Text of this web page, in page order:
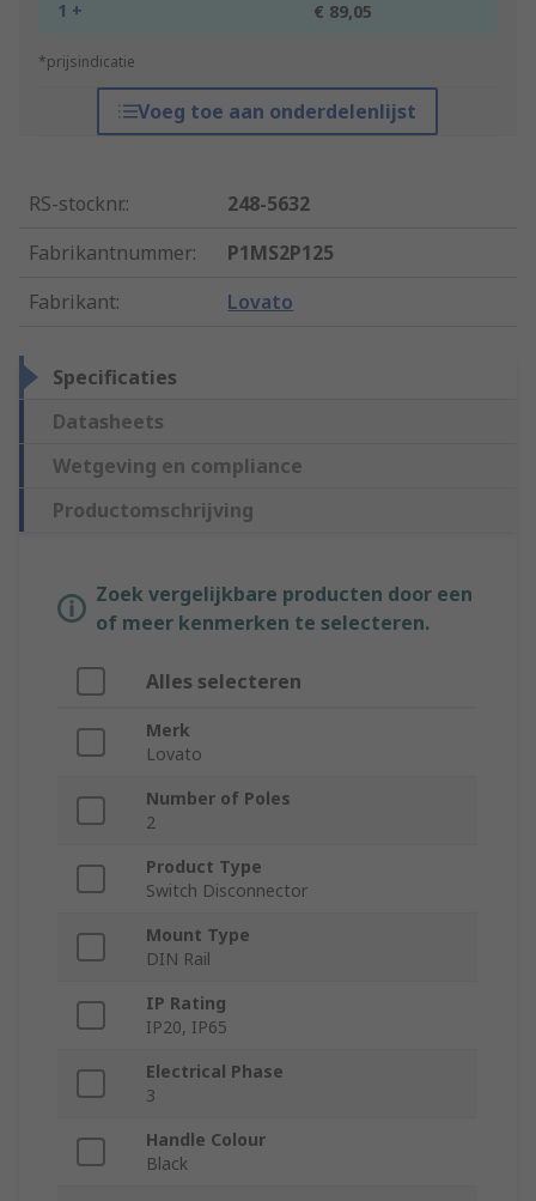
1 + € 89,05
*prijsindicatie
Voeg toe aan onderdelenlijst
RS-stocknr.:
248-5632
Fabrikantnummer:
P1MS2P125
Fabrikant: Lovato
Specificaties
Datasheets
Wetgeving en compliance
Productomschrijving
Zoek vergelijkbare producten door een
of meer kenmerken te selecteren.
Alles selecteren
Merk
Lovato
Number of Poles
2
Product Type
Switch Disconnector
Mount Type
DIN Rail
IP Rating
IP20, IP65
Electrical Phase
3
Handle Colour
Black